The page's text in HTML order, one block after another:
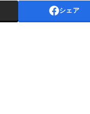
シェア